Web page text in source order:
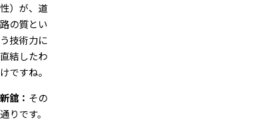
性）が、道
路の質とい
う技術力に
直結したわ
けですね。
新舘： その
通りです。